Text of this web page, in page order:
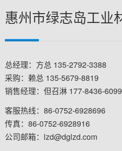
惠州市绿志岛工业
总经理：方总 135-2792-3388
采购：赖总 135-5679-8819
销售经理：但召淋 177-8436-6099
客服热线：86-0752-6928696
传真：86-0752-6928916
公司邮箱：lzd@dglzd.com